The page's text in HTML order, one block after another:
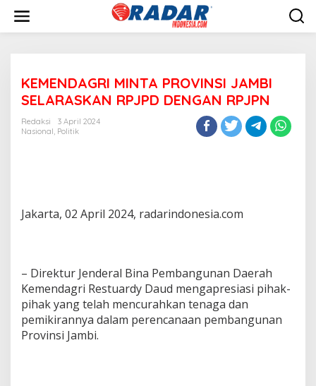
w
KEMENDAGRI MINTA PROVINSI JAMBI
SELARASKAN RPJPD DENGAN RPJPN
Redaksi
3 April 2024
Nasional, Politik
Jakarta, 02 April 2024, radarindonesia.com
– Direktur Jenderal Bina Pembangunan Daerah
Kemendagri Restuardy Daud mengapresiasi pihak-
pihak yang telah mencurahkan tenaga dan
pemikirannya dalam perencanaan pembangunan
Provinsi Jambi.